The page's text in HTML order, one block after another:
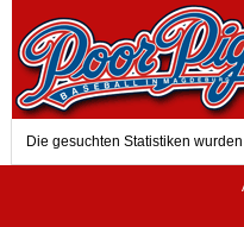
Die gesuchten Statistiken